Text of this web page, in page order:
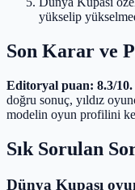
yükselip
Son Karar ve
Editoryal puan: 8.3/10.
doğru sonuç, yıldız
modelin oyun profilini
Sık Sorulan
Dünya Kupası